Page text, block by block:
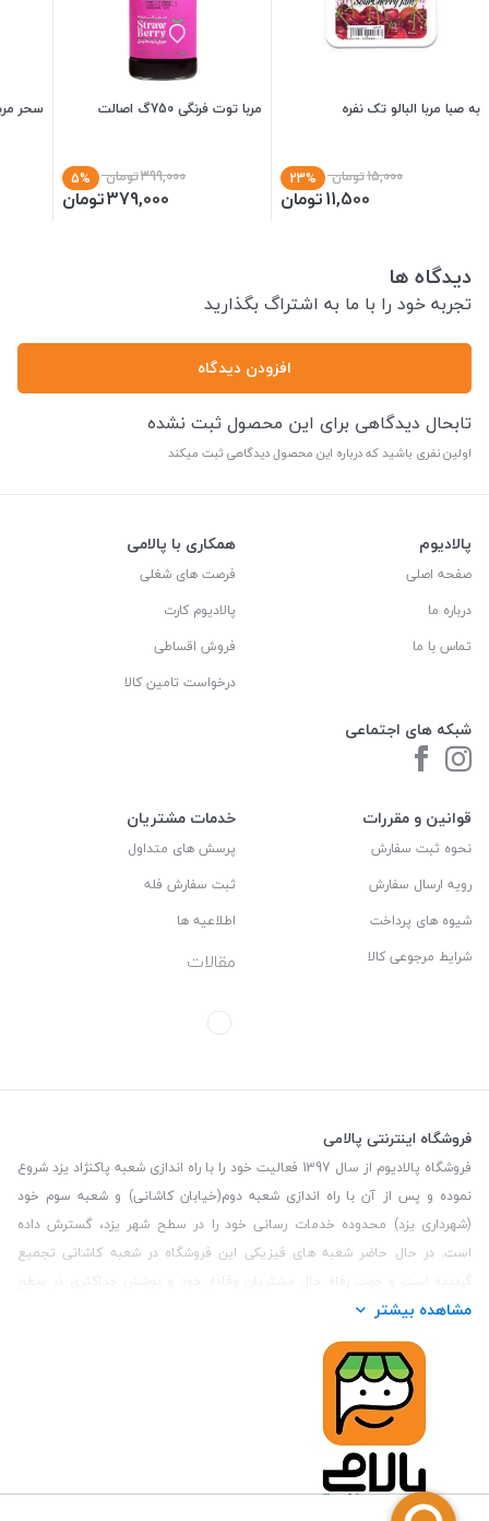
به صبا مربا البالو تک نفره
15,000تومان 23%
11,500تومان
مربا توت فرنگی 750گ اصالت
399,000تومان 5%
379,000تومان
سحر
دیدگاه ها
تجربه خود را با ما به اشتراگ بگذارید
افزودن دیدگاه
تابحال دیدگاهی برای این محصول ثبت نشده
اولین نفری باشید که درباره این محصول دیدگاهی ثبت میکند
پالادیوم
صفحه اصلی
درباره ما
تماس با ما
شبکه های اجتماعی
همکاری با پالامی
فرصت های شغلی
پالادیوم کارت
فروش اقساطی
درخواست تامین کالا
قوانین و مقررات
نحوه ثبت سفارش
رویه ارسال سفارش
شیوه های پرداخت
شرایط مرجوعی کالا
خدمات مشتریان
پرسش های متداول
ثبت سفارش فله
اطلاعیه ها
مقالات
فروشگاه اینترنتی پالامی
فروشگاه پالادیوم از سال 1397 فعالیت خود را با راه اندازی شعبه پاکنژاد یزد شروع
نموده و پس از آن با راه اندازی شعبه دوم(خیابان کاشانی) و شعبه سوم خود
(شهرداری یزد) محدوده خدمات رسانی خود را در سطح شهر یزد، گسترش داده
است. در حال حاضر شعبه های فیزیکی این فروشگاه در شعبه کاشانی تجمیع
گردیده است و جهت رفاه حال مشتریان وفادار خود و پوشش حداکثری در سطح
استان یزد و همچنین مشتریان سطح کشور، فروشگاه اینترنتی پالامی را راه اندازی
نموده است. هدف فروشگاه اینترنتی پالامی فراهم نمودن یک خرید اینترنتی
مطمئن، با کالاهای متنوع، باکیفیت و دارای قیمت مناسب می باشد که مشتری
بتواند در مدت زمان کوتاه کالاهای خود را سفارش داده و در زمان مورد نظر خود
تحویل بگیرد و در صورت وجود عدم تطابق سفارش و کالای تحویل شده ضمانت
بازگشت کالا هم داشته باشد. سابقه درخشان در فروش حضوری و جذب مشتریان و
انعقاد قرارداد با ارگان های دولتی و خصوصی از افتخارات این مجموعه می باشد.
یکی از مهم‌ترین دغدغه‌های کاربران خرید اینترنتی، این است که کالای خریداری
مشاهده بیشتر